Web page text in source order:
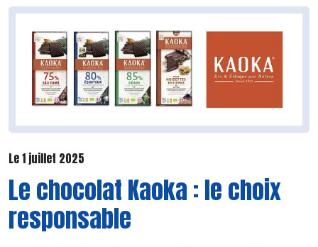
Le 1 juillet 2025
Le chocolat Kaoka : le choix
responsable